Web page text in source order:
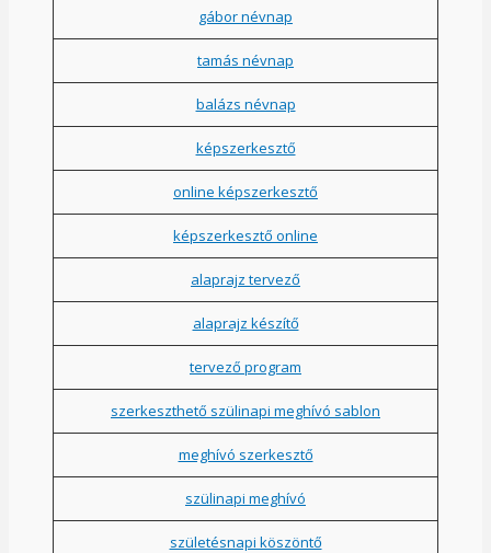
gábor névnap
tamás névnap
balázs névnap
képszerkesztő
online képszerkesztő
képszerkesztő online
alaprajz tervező
alaprajz készítő
tervező program
szerkeszthető szülinapi meghívó sablon
meghívó szerkesztő
szülinapi meghívó
születésnapi köszöntő